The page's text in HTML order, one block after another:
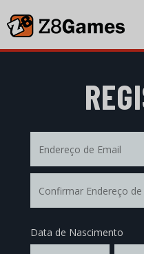
de
Email
Endereço
de
Data de Nascimento